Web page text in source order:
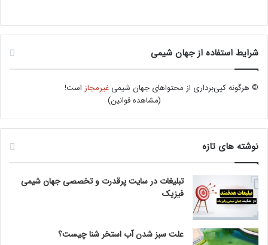
شرایط استفاده از جهان شیمی
© هرگونه کپی‌برداری از محتواهای جهان شیمیغیرمجاز است!
(مشاهده قوانین)
نوشته های تازه
تبلیغات در سایت پرقدرت و تخصصی جهان شیمی
فیزیک
علت سبز شدن آب استخر شنا چیست؟